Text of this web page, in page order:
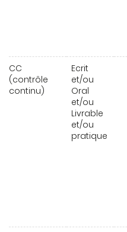
CC
(contrôle
continu)
Ecrit
et/ou
Oral
et/ou
Livrable
et/ou
pratique